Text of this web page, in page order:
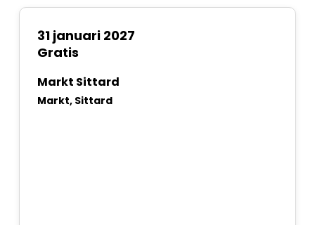
31 januari 2027
Gratis
Markt Sittard
Markt, Sittard